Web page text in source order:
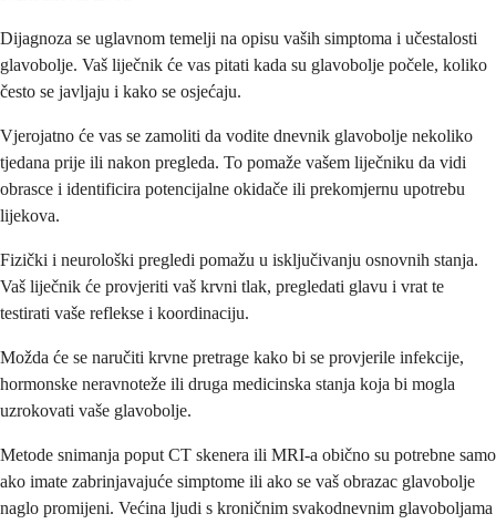
Dijagnoza se uglavnom temelji na opisu vaših simptoma i učestalosti
glavobolje. Vaš liječnik će vas pitati kada su glavobolje počele, koliko
često se javljaju i kako se osjećaju.
Vjerojatno će vas se zamoliti da vodite dnevnik glavobolje nekoliko
tjedana prije ili nakon pregleda. To pomaže vašem liječniku da vidi
obrasce i identificira potencijalne okidače ili prekomjernu upotrebu
lijekova.
Fizički i neurološki pregledi pomažu u isključivanju osnovnih stanja.
Vaš liječnik će provjeriti vaš krvni tlak, pregledati glavu i vrat te
testirati vaše reflekse i koordinaciju.
Možda će se naručiti krvne pretrage kako bi se provjerile infekcije,
hormonske neravnoteže ili druga medicinska stanja koja bi mogla
uzrokovati vaše glavobolje.
Metode snimanja poput CT skenera ili MRI-a obično su potrebne samo
ako imate zabrinjavajuće simptome ili ako se vaš obrazac glavobolje
naglo promijeni. Većina ljudi s kroničnim svakodnevnim glavoboljama